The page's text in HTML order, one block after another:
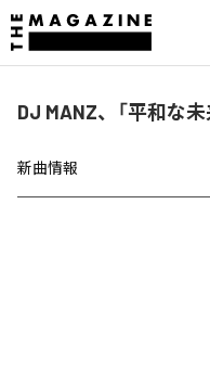
DJ MANZ、「平和な
新曲情報